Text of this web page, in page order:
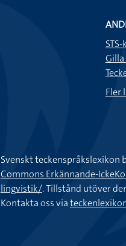
Gilla
Fler
Svenskt teckenspråkslexikon
Commons Erkännande-
lingvistik/. Tillstånd utöver
Kontakta oss via